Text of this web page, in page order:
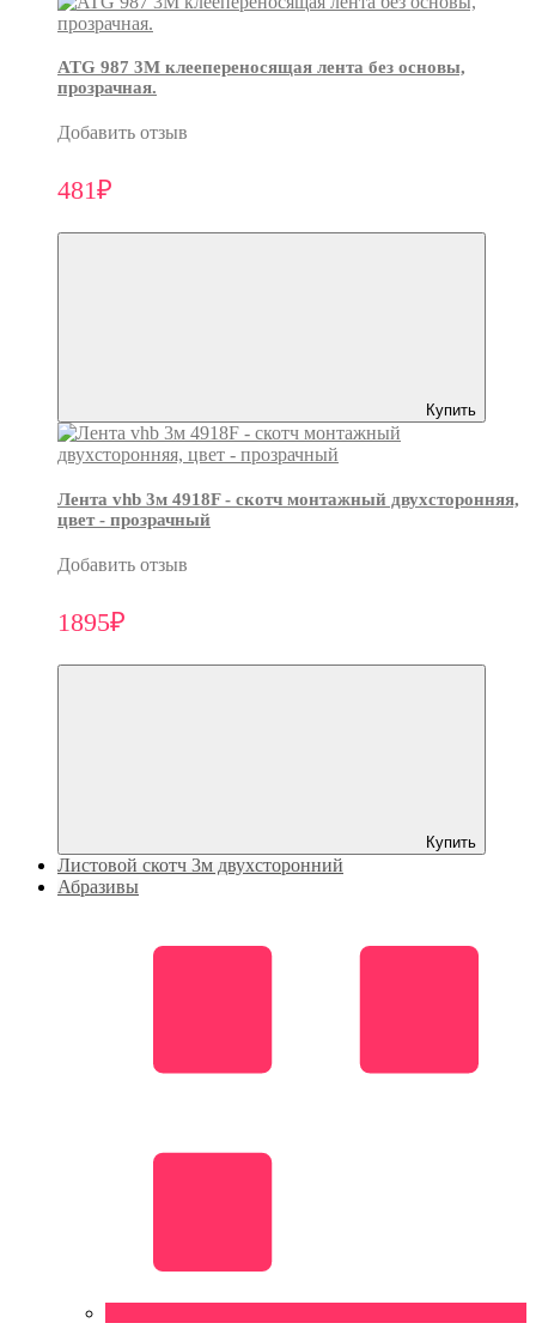
ATG 987 3М клеепереносящая лента без основы,
прозрачная.
Добавить отзыв
481₽
Купить
Лента vhb 3м 4918F - скотч монтажный двухсторонняя,
цвет - прозрачный
Добавить отзыв
1895₽
Купить
Листовой скотч 3м двухсторонний
Абразивы